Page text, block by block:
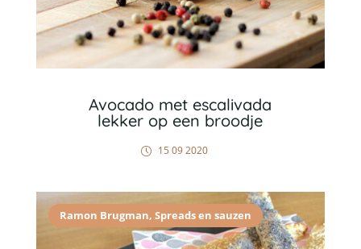
Avocado met escalivada
lekker op een broodje
15 09 2020
Ramon Brugman, Spreads en sauzen